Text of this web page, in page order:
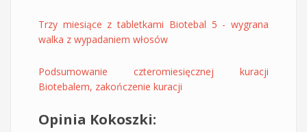
Trzy miesiące z tabletkami Biotebal 5 - wygrana
walka z wypadaniem włosów
Podsumowanie czteromiesięcznej kuracji
Biotebalem, zakończenie kuracji
Opinia Kokoszki: